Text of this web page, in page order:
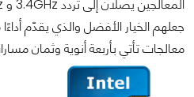
جعلهم الخيار الأفضل والذي يقدّم
معالجات تأتي بأربعة أنوية وثمان